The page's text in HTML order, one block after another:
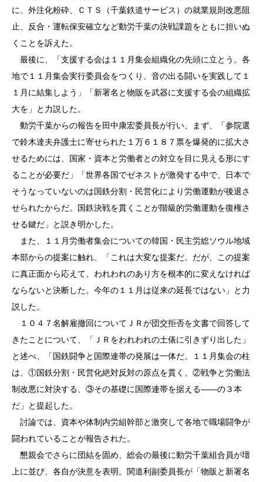
に、外注化粉砕、ＣＴＳ（千葉鉄道サービス）の就業規則改悪阻
止、反合・運転保安確立など動労千葉の決戦課題をともに担いぬ
くことを訴えた。
最後に、「支援する会は１１月集会組織化の先頭に立とう。各
地で１１月集会実行委員会をつくり、音の出る闘いを実践して１
１月に結集しよう」「新署名と物販を武器に支援する会の組織拡
大を」と力説した。
動労千葉からの報告を田中康宏委員長が行い、まず、「参院選
で鈴木達夫弁護士に寄せられた１万６１８７票を爆発的に拡大さ
せるためには、国家・資本と労働者との対立を目に見える形にす
ることが必要だ」「世界各国でゼネストが激発する中で、日本で
そうなっていないのは国鉄分割・民営化により労働運動が後退さ
せられたからだ。国鉄決戦を貫くことが階級的労働運動を復権さ
せる鍵だ」と説き明かした。
また、１１月労働者集会についての韓国・民主労総ソウル地域
本部からの提案に触れ、「これは大変な提案だ。だが、この提案
に真正面から応えて、われわれのあり方を根本的に変えなければ
ならないと決断した。今年の１１月は従来の延長ではない」と力
説した。
１０４７名解雇撤回についてＪＲが団交拒否を文書で回答して
きたことについて、「ＪＲをわれわれの土俵に引きずり出した」
と述べ、「国鉄闘争と国際連帯の発展は一体だ。１１月集会の柱
は、①国鉄分割・民営化絶対反対の原点を貫く、②戦争と労働法
制改悪に対決する、③その基礎に国際連帯を据える――の３本
だ」と提起した。
討論では、資本や体制内労組幹部と激突して各地で職場闘争が
闘われていることが報告された。
懇親会でさらに団結を固め、総会の最後に動労千葉組合員が壇
上に並び、各自が決意を表明。関道利副委員長が「物販と新署名